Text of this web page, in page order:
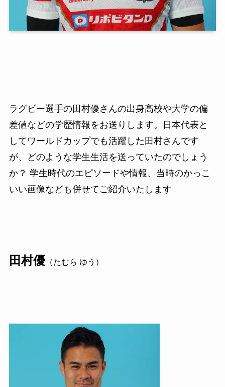
ラグビー選手の田村優さんの出身高校や大学の偏
差値などの学歴情報をお送りします。日本代表と
してワールドカップでも活躍した田村さんです
が、どのような学生生活を送っていたのでしょう
か？ 学生時代のエピソードや情報、当時のかっこ
いい画像なども併せてご紹介いたします
田村優（たむら ゆう）